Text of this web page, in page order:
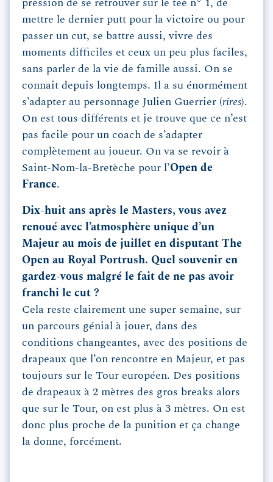
pression de se retrouver sur le tee n° 1, de
mettre le dernier putt pour la victoire ou pour
passer un cut, se battre aussi, vivre des
moments difficiles et ceux un peu plus faciles,
sans parler de la vie de famille aussi. On se
connait depuis longtemps. Il a su énormément
s’adapter au personnage Julien Guerrier (rires).
On est tous différents et je trouve que ce n’est
pas facile pour un coach de s’adapter
complètement au joueur. On va se revoir à
Saint-Nom-la-Bretèche pour l’Open de
France.
Dix-huit ans après le Masters, vous avez
renoué avec l’atmosphère unique d’un
Majeur au mois de juillet en disputant The
Open au Royal Portrush. Quel souvenir en
gardez-vous malgré le fait de ne pas avoir
franchi le cut ?
Cela reste clairement une super semaine, sur
un parcours génial à jouer, dans des
conditions changeantes, avec des positions de
drapeaux que l’on rencontre en Majeur, et pas
toujours sur le Tour européen. Des positions
de drapeaux à 2 mètres des gros breaks alors
que sur le Tour, on est plus à 3 mètres. On est
donc plus proche de la punition et ça change
la donne, forcément.